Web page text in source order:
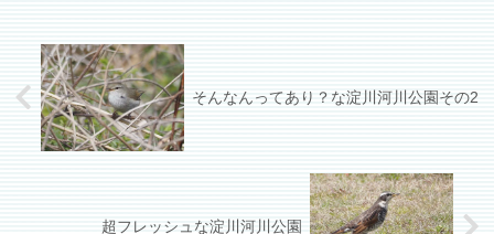
そんなんってあり？な淀川河川公園その2
超フレッシュな淀川河川公園